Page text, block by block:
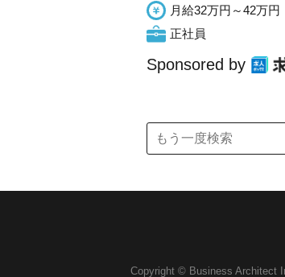
月給32万円～42万円
正社員
Sponsored by
Copyright © Business Architect